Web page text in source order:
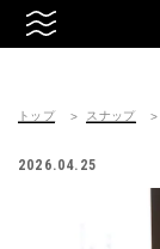
トップ スナップ
2026.04.25